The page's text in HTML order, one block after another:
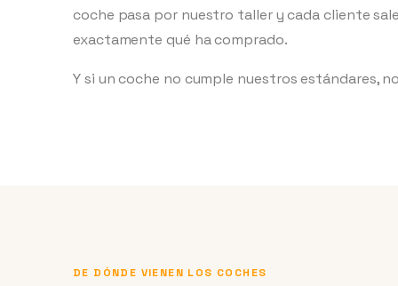
coche pasa por nuestro taller y cada cliente
exactamente qué ha comprado.
Y si un coche no cumple nuestros estándares,
DE DÓNDE VIENEN LOS COCHES